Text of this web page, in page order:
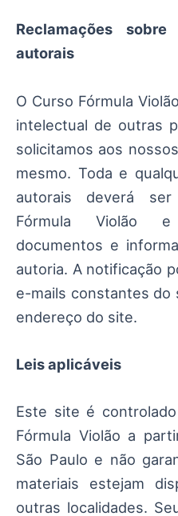
Reclamações
autorais
O Curso Fórmula
intelectual de outras
solicitamos aos
mesmo. Toda e
autorais deverá
Fórmula Violão e
documentos e
autoria. A notificação
e-mails constantes do
endereço do site.
Leis aplicáveis
Este site é
Fórmula Violão a
São Paulo e não
materiais estejam
outras localidades.